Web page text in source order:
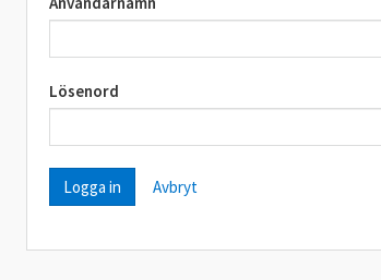
Lösenord
Avbryt